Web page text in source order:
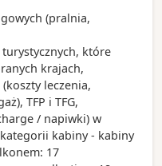
(pralnia,
które
krajach,
leczenia,
TFP i TFG,
/ napiwki) w
kabiny - kabiny
17